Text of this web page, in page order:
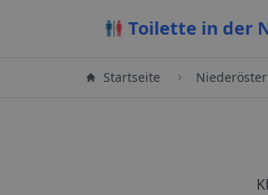
Toilette in der
Startseite